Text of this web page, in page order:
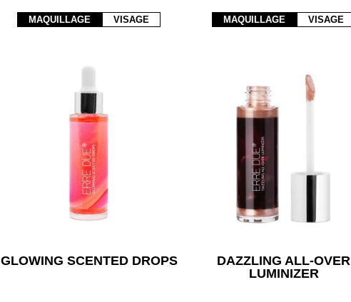
MAQUILLAGE VISAGE
GLOWING SCENTED DROPS
MAQUILLAGE VISAGE
DAZZLING ALL-OVER
LUMINIZER